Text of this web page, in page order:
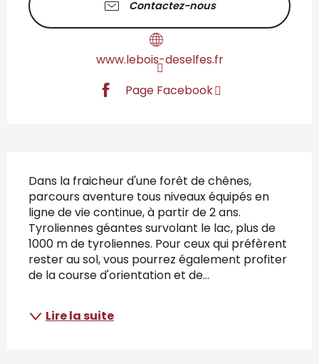
Contactez-nous
www.lebois-deselfes.fr
Page Facebook
Dans la fraicheur d'une forêt de chênes,
parcours aventure tous niveaux équipés en
ligne de vie continue, à partir de 2 ans.
Tyroliennes géantes survolant le lac, plus de
1000 m de tyroliennes. Pour ceux qui préfèrent
rester au sol, vous pourrez également profiter
de la course d'orientation et de...
Lire la suite